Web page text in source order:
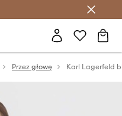
Club >
Przez głowę Karl Lagerfeld